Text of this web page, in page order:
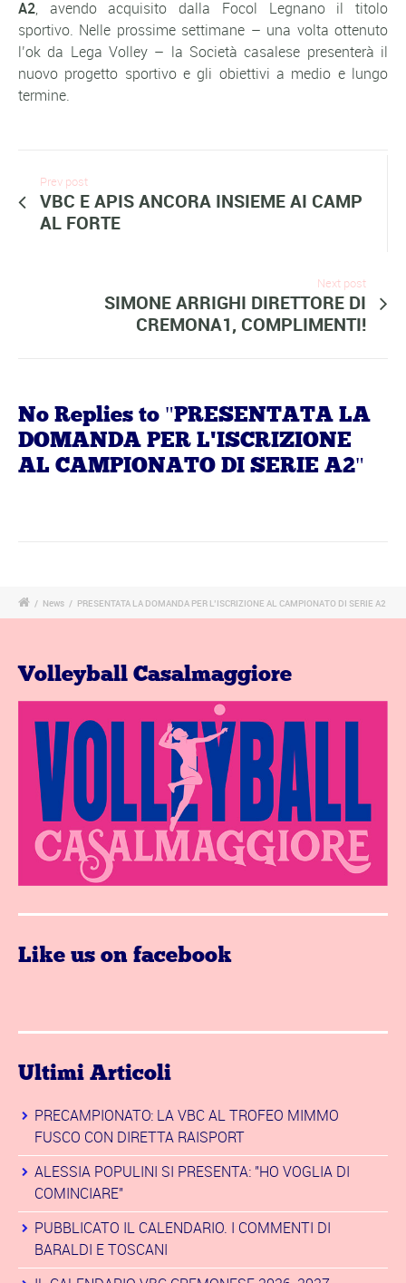
A2, avendo acquisito dalla Focol Legnano il titolo
sportivo. Nelle prossime settimane – una volta ottenuto
l’ok da Lega Volley – la Società casalese presenterà il
nuovo progetto sportivo e gli obiettivi a medio e lungo
termine.
Prev post
VBC E APIS ANCORA INSIEME AI CAMP
AL FORTE
Next post
SIMONE ARRIGHI DIRETTORE DI
CREMONA1, COMPLIMENTI!
No Replies to "PRESENTATA LA
DOMANDA PER L'ISCRIZIONE
AL CAMPIONATO DI SERIE A2"
/ News / PRESENTATA LA DOMANDA PER L’ISCRIZIONE AL CAMPIONATO DI SERIE A2
Volleyball Casalmaggiore
Like us on facebook
Ultimi Articoli
PRECAMPIONATO: LA VBC AL TROFEO MIMMO
FUSCO CON DIRETTA RAISPORT
ALESSIA POPULINI SI PRESENTA: "HO VOGLIA DI
COMINCIARE"
PUBBLICATO IL CALENDARIO. I COMMENTI DI
BARALDI E TOSCANI